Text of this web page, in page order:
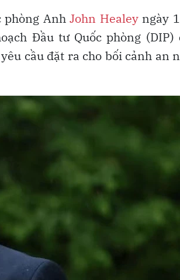
phòng AnhJohn Healeyngày
Đầu tư Quốc phòng (DIP)
cầu đặt ra cho bối cảnh an